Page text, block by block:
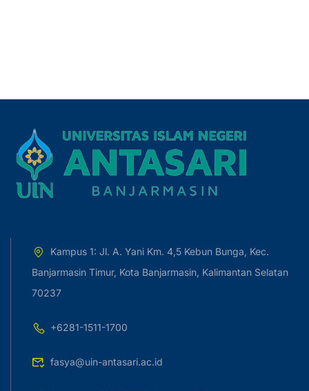
Kampus 1: Jl. A. Yani Km. 4,5 Kebun Bunga, Kec.
Banjarmasin Timur, Kota Banjarmasin, Kalimantan Selatan
70237
+6281-1511-1700
fasya@uin-antasari.ac.id